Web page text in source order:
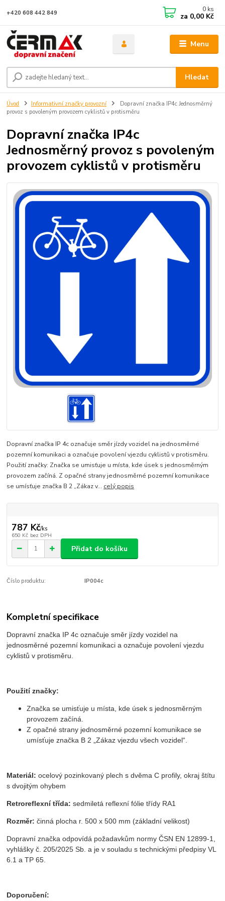
Menu
Hledat
+420 608 442 849 0 ks
za 0,00 Kč
Úvod Informativní značky provozní
Dopravní značka IP4c Jednosměrný
provoz s povoleným provozem cyklistů v protisměru
Dopravní značka IP4c
Jednosměrný provoz s povoleným
provozem cyklistů v protisměru
Dopravní značka IP 4c označuje směr jízdy vozidel na jednosměrné
pozemní komunikaci a označuje povolení vjezdu cyklistů v protisměru.
Použití značky: Značka se umisťuje u místa, kde úsek s jednosměrným
provozem začíná. Z opačné strany jednosměrné pozemní komunikace
se umísťuje značka B 2 „Zákaz v... celý popis
787 Kč/ks
650 Kč bez DPH
Přidat do košíku
Číslo produktu: IP004c
Kompletní specifikace
Dopravní značka IP 4c označuje směr jízdy vozidel na
jednosměrné pozemní komunikaci a označuje povolení vjezdu
cyklistů v protisměru.
Použití značky:
Značka se umisťuje u místa, kde úsek s jednosměrným
provozem začíná.
Z opačné strany jednosměrné pozemní komunikace se
umísťuje značka B 2 „Zákaz vjezdu všech vozidel“.
Materiál: ocelový pozinkovaný plech s dvěma C profily, okraj štítu
s dvojitým ohybem
Retroreflexní třída: sedmiletá reflexní fólie třídy RA1
Rozměr: činná plocha r. 500 x 500 mm (základní velikost)
Dopravní značka odpovídá požadavkům normy ČSN EN 12899-1,
vyhlášky č. 205/2025 Sb. a je v souladu s technickými předpisy VL
6.1 a TP 65.
Doporučení: